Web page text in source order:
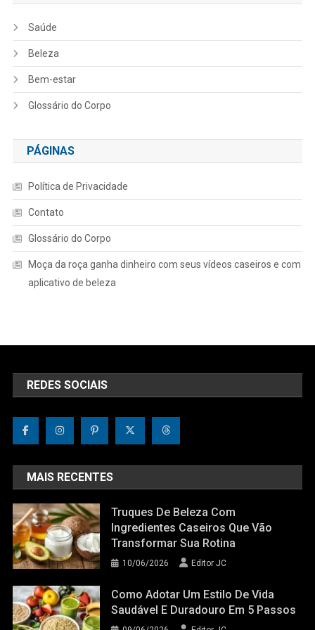
Saúde
Beleza
Bem-estar
Glossário do Corpo
PÁGINAS
Política de Privacidade
Contato
Glossário do Corpo
Moça da roça ganha dinheiro com seus vídeos caseiros e com
aplicativo de beleza
REDES SOCIAIS
MAIS RECENTES
Truques De Beleza Com
Ingredientes Caseiros Que Vão
Transformar Sua Rotina
10/06/2026 Editor JC
Como Adotar Um Estilo De Vida
Saudável E Duradouro Em 5 Passos